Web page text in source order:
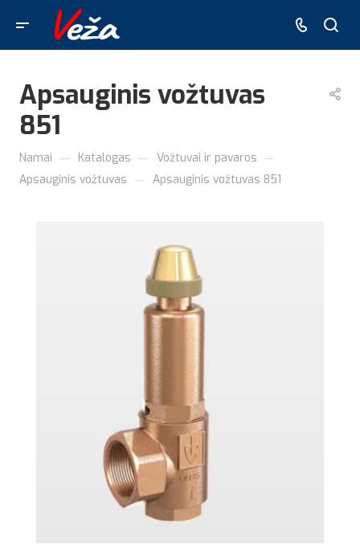
Apsauginis vožtuvas
851
Namai — Katalogas — Vožtuvai ir pavaros —
Apsauginis vožtuvas — Apsauginis vožtuvas 851